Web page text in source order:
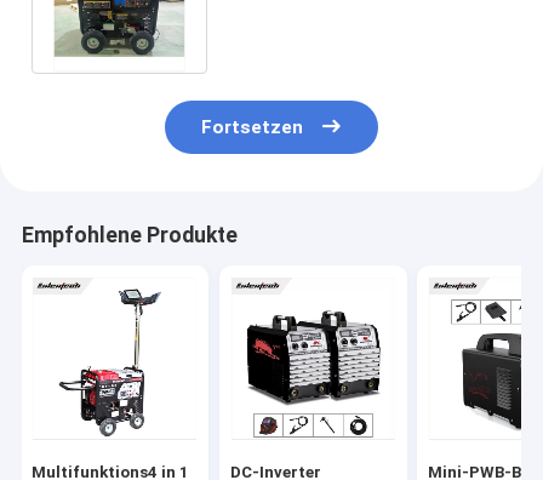
Fortsetzen
Empfohlene Produkte
Multifunktions4 in 1 DC-Inverter Mini-PWB-